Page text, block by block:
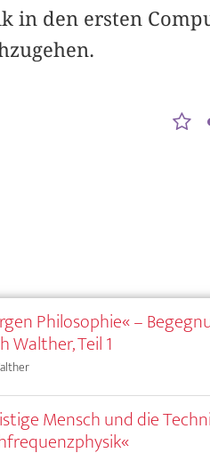
in den ersten
Philosophie« –
Walther, Teil 1
Mensch und die